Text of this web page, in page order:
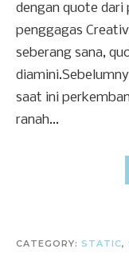
dengan quote dari
penggagas
seberang sana,
saat ini
ranah...
CATEGORY: STATIC,